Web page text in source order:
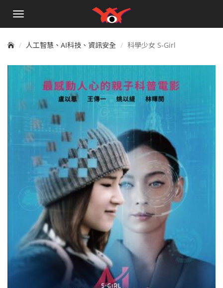
手
單
人工智慧、AI科技、資訊安全 科學少女 S-Girl